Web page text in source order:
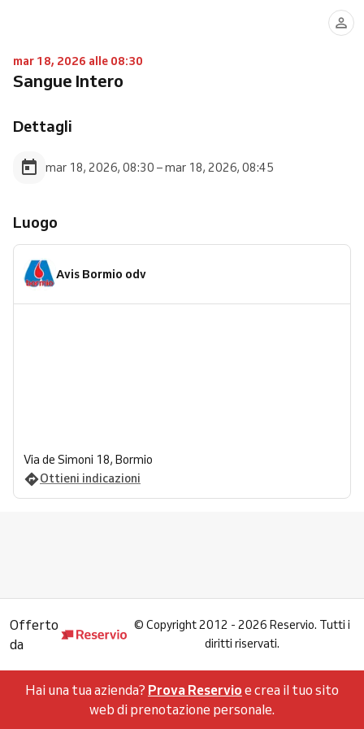
mar 18, 2026 alle 08:30
Sangue Intero
Dettagli
mar 18, 2026, 08:30 – mar 18, 2026, 08:45
Luogo
Avis Bormio odv
Via de Simoni 18, Bormio
Ottieni indicazioni
Offerto
da
© Copyright 2012 - 2026 Reservio. Tutti i
diritti riservati.
Hai una tua azienda? Prova Reservio e crea il tuo sito
web di prenotazione personale.